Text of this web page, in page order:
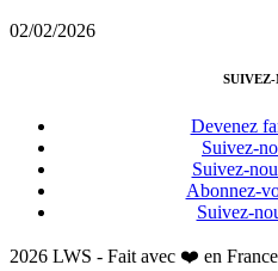
02/02/2026
SUIVEZ-
Devenez
Suivez-
Suivez-
Abonnez-
Suivez-
2026 LWS - Fait avec ❤️ en France